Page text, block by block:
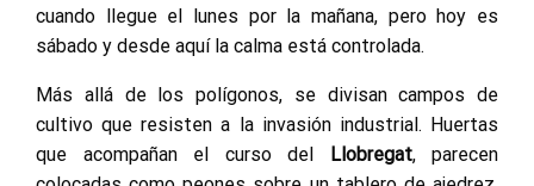
cuando llegue el lunes por la mañana, pero hoy es
sábado y desde aquí la calma está controlada.
Más allá de los polígonos, se divisan campos de
cultivo que resisten a la invasión industrial. Huertas
que acompañan el curso del
Llobregat, parecen